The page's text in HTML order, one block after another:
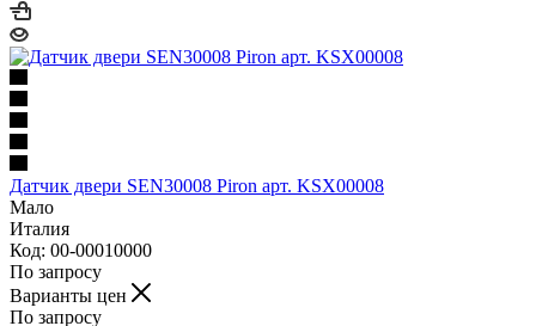
Датчик двери SEN30008 Piron aрт. KSX00008
Мало
Италия
Код: 00-00010000
По запросу
Варианты цен
По запросу